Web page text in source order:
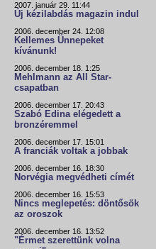
2007. január 29. 11:44
Új kézilabdás magazin indul
2006. december 24. 12:08
Kellemes Ünnepeket
kívánunk!
2006. december 18. 1:25
Mehlmann az All Star-
csapatban
2006. december 17. 20:43
Szabó Edina elégedett a
bronzéremmel
2006. december 17. 15:01
A franciák voltak a jobbak
2006. december 16. 18:30
Norvégia megvédheti címét
2006. december 16. 15:53
Nincs meglepetés: döntősök
az oroszok
2006. december 16. 13:52
"Érmet szerettünk volna